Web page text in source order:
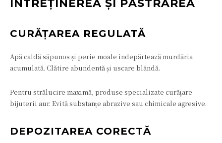
ÎNTREȚINEREA ȘI PĂSTRAREA
CURĂȚAREA REGULATĂ
Apă caldă săpunos și perie moale îndepărtează murdăria
acumulată. Clătire abundentă și uscare blândă.
Pentru strălucire maximă, produse specializate curățare
bijuterii aur. Evită substanțe abrazive sau chimicale agresive.
DEPOZITAREA CORECTĂ